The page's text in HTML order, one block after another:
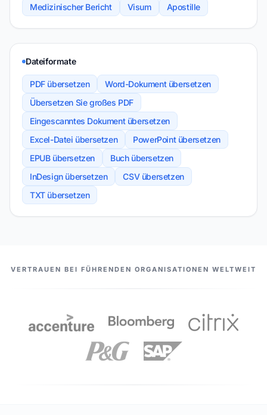
Medizinischer Bericht
Visum Apostille
Dateiformate
PDF übersetzen
Word-Dokument übersetzen
Übersetzen Sie großes PDF
Eingescanntes Dokument übersetzen
Excel-Datei übersetzen
PowerPoint übersetzen
EPUB übersetzen
Buch übersetzen
InDesign übersetzen
CSV übersetzen
TXT übersetzen
UNSERE PARTNER
VERTRAUEN BEI FÜHRENDEN ORGANISATIONEN WELTWEIT